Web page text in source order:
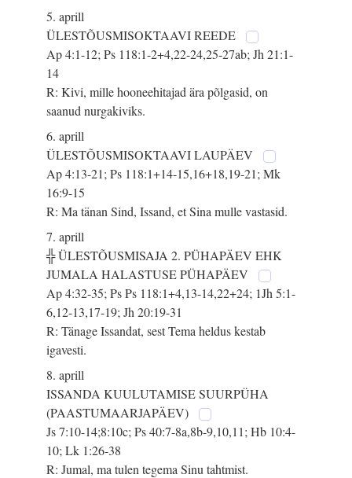
5. aprill
ÜLESTÕUSMISOKTAAVI REEDE
Ap 4:1-12; Ps 118:1-2+4,22-24,25-27ab; Jh 21:1-
14
R: Kivi, mille hooneehitajad ära põlgasid, on
saanud nurgakiviks.
6. aprill
ÜLESTÕUSMISOKTAAVI LAUPÄEV
Ap 4:13-21; Ps 118:1+14-15,16+18,19-21; Mk
16:9-15
R: Ma tänan Sind, Issand, et Sina mulle vastasid.
7. aprill
╬ ÜLESTÕUSMISAJA 2. PÜHAPÄEV EHK
JUMALA HALASTUSE PÜHAPÄEV
Ap 4:32-35; Ps Ps 118:1+4,13-14,22+24; 1Jh 5:1-
6,12-13,17-19; Jh 20:19-31
R: Tänage Issandat, sest Tema heldus kestab
igavesti.
8. aprill
ISSANDA KUULUTAMISE SUURPÜHA
(PAASTUMAARJAPÄEV)
Js 7:10-14;8:10c; Ps 40:7-8a,8b-9,10,11; Hb 10:4-
10; Lk 1:26-38
R: Jumal, ma tulen tegema Sinu tahtmist.